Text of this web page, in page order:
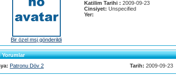
Bir özel msj gönderildi
Katilim Tarihi : 2009-09-23
Cinsiyet: Unspecified
Yer:
Yorumlar
Patronu Döv 2 Tarih: 2009-09-23